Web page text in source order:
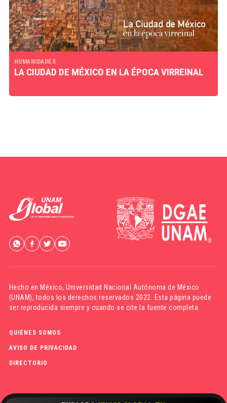
HUMANIDADES
LA CIUDAD DE MÉXICO EN LA ÉPOCA VIRREINAL
Hecho en México,Universidad Nacional Autónoma de México
(UNAM), todos los derechos reservados 2022. Esta página puede
ser reproducida siempre y cuando se cite la fuente completa.
QUIÉNES SOMOS
AVISO DE PRIVACIDAD
DIRECTORIO